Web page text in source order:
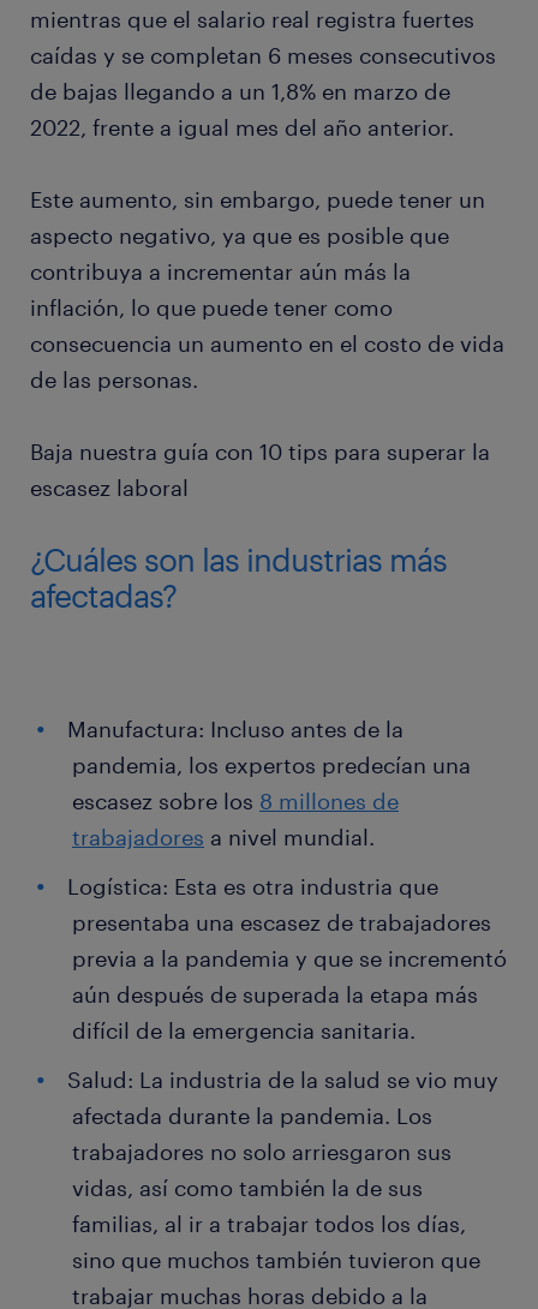
mientras que el salario real registra fuertes
caídas y se completan 6 meses consecutivos
de bajas llegando a un 1,8% en marzo de
2022, frente a igual mes del año anterior.
Este aumento, sin embargo, puede tener un
aspecto negativo, ya que es posible que
contribuya a incrementar aún más la
inflación, lo que puede tener como
consecuencia un aumento en el costo de vida
de las personas.
Baja nuestra guía con 10 tips para superar la
escasez laboral
¿Cuáles son las industrias más
afectadas?
Manufactura: Incluso antes de la
pandemia, los expertos predecían una
escasez sobre los 8 millones de
trabajadores a nivel mundial.
Logística: Esta es otra industria que
presentaba una escasez de trabajadores
previa a la pandemia y que se incrementó
aún después de superada la etapa más
difícil de la emergencia sanitaria.
Salud: La industria de la salud se vio muy
afectada durante la pandemia. Los
trabajadores no solo arriesgaron sus
vidas, así como también la de sus
familias, al ir a trabajar todos los días,
sino que muchos también tuvieron que
trabajar muchas horas debido a la